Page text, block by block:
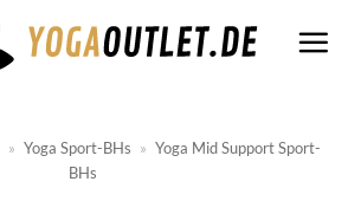
» Yoga Sport-BHs » Yoga Mid Support Sport-
BHs